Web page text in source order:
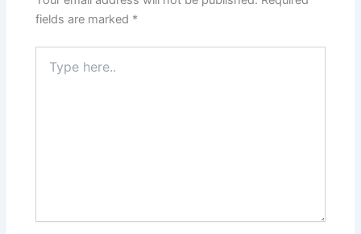
fields are marked *
here..